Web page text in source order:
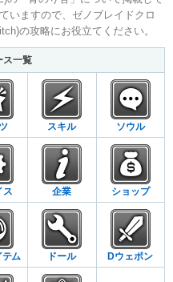
いますので、ゼノブレイドクロ
の攻略にお役立てください。
ス一覧
スキル ソウル
ス 企業 ショップ
テム ドール Dウェポン